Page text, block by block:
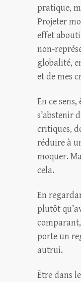
pratique,
Projeter
effet
non-
globalité,
et de mes
En ce
s’abstenir
critiques,
réduire à
moquer.
cela.
En
plutôt
porte un
autrui.
Être dans